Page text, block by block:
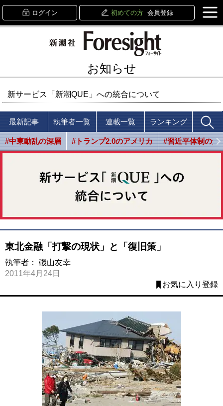
ログイン 初めての方 会員登録
お知らせ
新サービス「新潮QUE」への統合について
最新記事 執筆者一覧 連載一覧 ランキング
#中東動乱の深層 #トランプ2.0のアメリカ #習近平体制の光
東北金融「打撃の現状」と「復旧策」
執筆者： 磯山友幸
2011年4月24日
お気に入り登録